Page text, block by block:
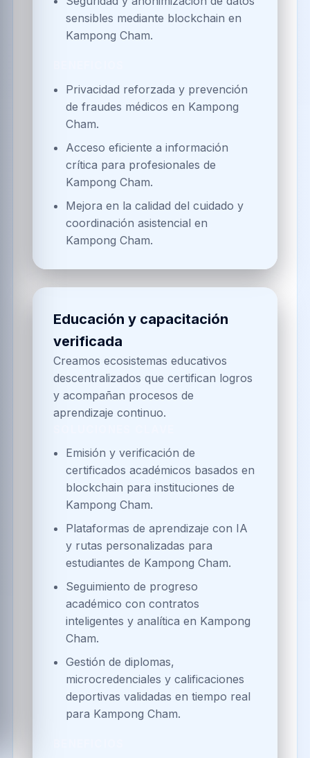
sensibles mediante blockchain en
Kampong Cham.
Privacidad reforzada y prevención
de fraudes médicos en Kampong
Cham.
Acceso eficiente a información
crítica para profesionales de
Kampong Cham.
Mejora en la calidad del cuidado y
coordinación asistencial en
Kampong Cham.
Educación y capacitación
verificada
Creamos ecosistemas educativos
descentralizados que certifican logros
y acompañan procesos de
aprendizaje continuo.
Emisión y verificación de
certificados académicos basados en
blockchain para instituciones de
Kampong Cham.
Plataformas de aprendizaje con IA
y rutas personalizadas para
estudiantes de Kampong Cham.
Seguimiento de progreso
académico con contratos
inteligentes y analítica en Kampong
Cham.
Gestión de diplomas,
microcredenciales y calificaciones
deportivas validadas en tiempo real
para Kampong Cham.